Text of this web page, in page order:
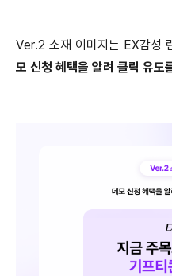
Ver.2 소재 이미지는 EX감성
모 신청 혜택을 알려 클릭 유도